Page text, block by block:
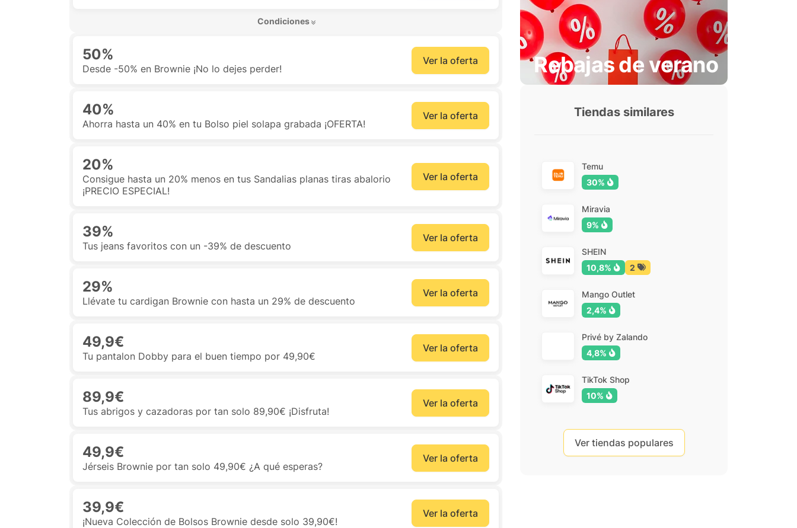
Condiciones
50%
Desde -50% en Brownie ¡No lo dejes perder!
Ver la oferta
40%
Ahorra hasta un 40% en tu Bolso piel solapa grabada ¡OFERTA!
Ver la oferta
20%
Consigue hasta un 20% menos en tus Sandalias planas tiras abalorio
¡PRECIO ESPECIAL!
Ver la oferta
39%
Tus jeans favoritos con un -39% de descuento
Ver la oferta
29%
Llévate tu cardigan Brownie con hasta un 29% de descuento
Ver la oferta
49,9€
Tu pantalon Dobby para el buen tiempo por 49,90€
Ver la oferta
89,9€
Tus abrigos y cazadoras por tan solo 89,90€ ¡Disfruta!
Ver la oferta
49,9€
Jérseis Brownie por tan solo 49,90€ ¿A qué esperas?
Ver la oferta
39,9€
¡Nueva Colección de Bolsos Brownie desde solo 39,90€!
Ver la oferta
Rebajas de verano
Tiendas similares
Temu
30%
Miravia
9%
SHEIN
10,8%
2
Mango Outlet
2,4%
Privé by Zalando
4,8%
TikTok Shop
10%
Ver tiendas populares